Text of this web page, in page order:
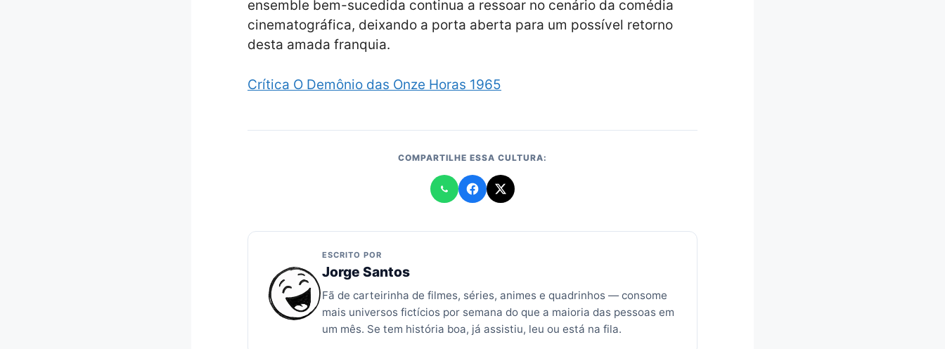
ensemble bem-sucedida continua a ressoar no cenário da comédia
cinematográfica, deixando a porta aberta para um possível retorno
desta amada franquia.
Crítica O Demônio das Onze Horas 1965
COMPARTILHE ESSA CULTURA:
ESCRITO POR
Jorge Santos
Fã de carteirinha de filmes, séries, animes e quadrinhos — consome
mais universos fictícios por semana do que a maioria das pessoas em
um mês. Se tem história boa, já assistiu, leu ou está na fila.